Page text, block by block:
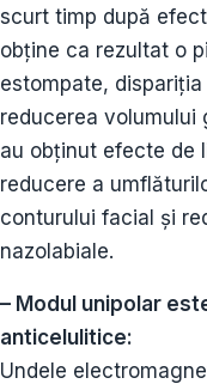
scurt timp după
obține ca rezultat o
estompate,
reducerea volumului
au obținut efecte de
reducere a
conturului facial și
nazolabiale.
– Modul unipolar
anticelulitice:
Undele